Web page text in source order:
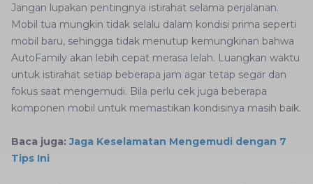
Jangan lupakan pentingnya istirahat selama perjalanan.
Mobil tua mungkin tidak selalu dalam kondisi prima seperti
mobil baru, sehingga tidak menutup kemungkinan bahwa
AutoFamily akan lebih cepat merasa lelah. Luangkan waktu
untuk istirahat setiap beberapa jam agar tetap segar dan
fokus saat mengemudi. Bila perlu cek juga beberapa
komponen mobil untuk memastikan kondisinya masih baik.
Baca juga:Jaga Keselamatan Mengemudi dengan 7
Tips Ini